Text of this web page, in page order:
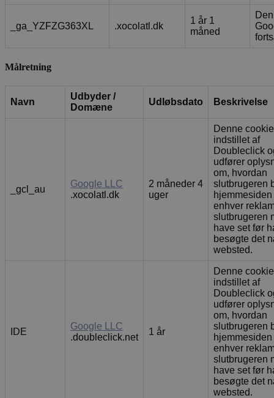
_ga_YZFZG363XL .xocolatl.dk
1 år 1
måned
Målretning
Navn
Udbyder /
Domæne
Udløbsdato Beskrivelse
_gcl_au
Google LLC
.xocolatl.dk
2 måneder 4
uger
Denne
indstillet af
Doubleclick
udfører
om, hvordan
slutbrugeren
hjemmesiden
enhver
slutbrugeren
have set før
besøgte det
websted.
IDE
Google LLC
.doubleclick.net
1 år
Denne
indstillet af
Doubleclick
udfører
om, hvordan
slutbrugeren
hjemmesiden
enhver
slutbrugeren
have set før
besøgte det
websted.